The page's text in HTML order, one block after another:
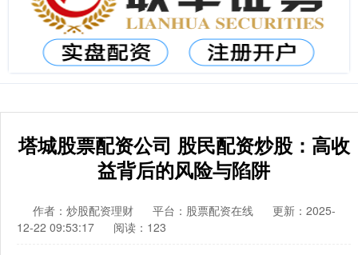
塔城股票配资公司 股民配资炒股：高收
益背后的风险与陷阱
作者：炒股配资理财 平台：股票配资在线
更新：2025-
12-22 09:53:17
阅读：123